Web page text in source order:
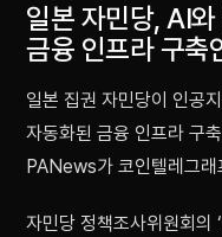
일본 자민당, AI
금융 인프라 구축
일본 집권 자민당이 인공
자동화된 금융 인프라 구
PANews가 코인텔레그
자민당 정책조사위원회의